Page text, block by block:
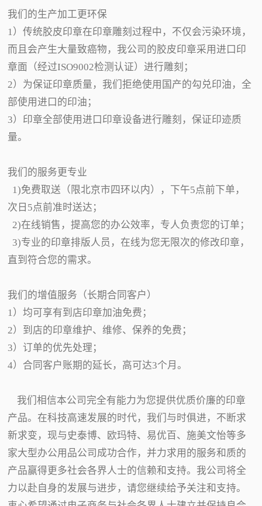
我们的生产加工更环保
1）传统胶皮印章在印章雕刻过程中，不仅会污染环境，
而且会产生大量致癌物，我公司的胶皮印章采用进口印
章面（经过ISO9002检测认证）进行雕刻；
2）为保证印章质量，我们拒绝使用国产的勾兑印油，全
部使用进口的印油；
3）印章全部使用进口印章设备进行雕刻，保证印迹质
量。
我们的服务更专业
1)免费取送（限北京市四环以内），下午5点前下单，
次日5点前准时送达；
2)在线销售，提高您的办公效率，专人负责您的订单；
3)专业的印章排版人员，在线为您无限次的修改印章，
直到符合您的需求。
我们的增值服务（长期合同客户）
1）均可享有到店印章加油免费；
2）到店的印章维护、维修、保养的免费；
3）订单的优先处理；
4）合同客户账期的延长，高可达3个月。
我们相信本公司完全有能力为您提供优质价廉的印章
产品。在科技高速发展的时代，我们与时俱进，不断求
新求变，现与史泰博、欧玛特、易优百、施美文怡等多
家大型办公用品公司成功合作，并力求用的服务和质的
产品赢得更多社会各界人士的信赖和支持。我公司将全
力以赴自身的发展与进步，请您继续给予关注和支持。